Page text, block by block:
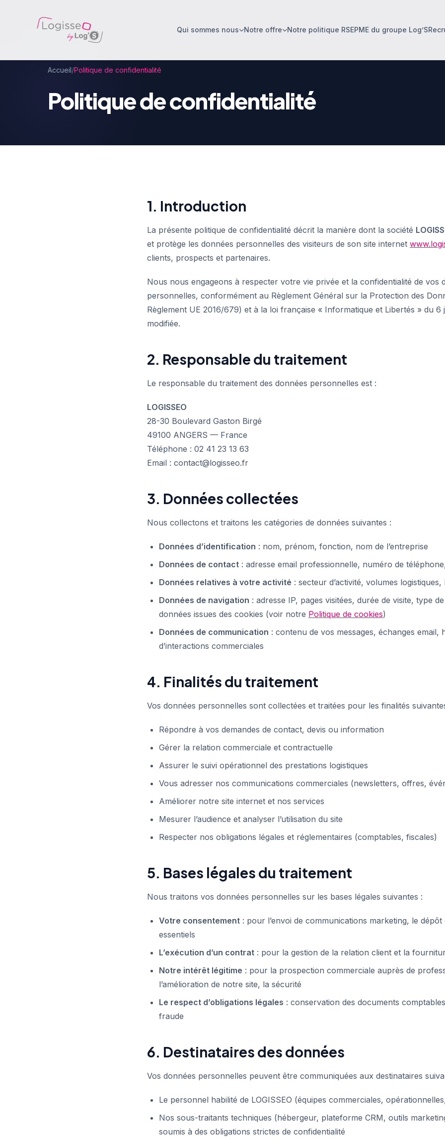
Qui sommes nous Notre offre Notre politique RSEPME du groupe Log’S
Accueil/Politique de confidentialité
Politique de confidentialité
1. Introduction
La présente politique de confidentialité décrit la manière dont la société
et protège les données personnelles des visiteurs de son site internet
clients, prospects et partenaires.
Nous nous engageons à respecter votre vie privée et la confidentialité de vos
personnelles, conformément au Règlement Général sur la Protection des
Règlement UE 2016/679) et à la loi française « Informatique et Libertés » du 6
modifiée.
2. Responsable du traitement
Le responsable du traitement des données personnelles est :
LOGISSEO
28-30 Boulevard Gaston Birgé
49100 ANGERS — France
Téléphone : 02 41 23 13 63
Email : contact@logisseo.fr
3. Données collectées
Nous collectons et traitons les catégories de données suivantes :
Données d’identification : nom, prénom, fonction, nom de l’entreprise
Données de contact : adresse email professionnelle, numéro de
Données relatives à votre activité : secteur d’activité, volumes
Données de navigation : adresse IP, pages visitées, durée de visite, type
données issues des cookies (voir notre Politique de cookies)
Données de communication : contenu de vos messages, échanges email,
d’interactions commerciales
4. Finalités du traitement
Vos données personnelles sont collectées et traitées pour les finalités
Répondre à vos demandes de contact, devis ou information
Gérer la relation commerciale et contractuelle
Assurer le suivi opérationnel des prestations logistiques
Vous adresser nos communications commerciales (newsletters, offres,
Améliorer notre site internet et nos services
Mesurer l’audience et analyser l’utilisation du site
Respecter nos obligations légales et réglementaires (comptables, fiscales)
5. Bases légales du traitement
Nous traitons vos données personnelles sur les bases légales suivantes :
Votre consentement : pour l’envoi de communications marketing, le
essentiels
L’exécution d’un contrat : pour la gestion de la relation client et la
Notre intérêt légitime : pour la prospection commerciale auprès de
l’amélioration de notre site, la sécurité
Le respect d’obligations légales : conservation des documents
fraude
6. Destinataires des données
Vos données personnelles peuvent être communiquées aux destinataires
Le personnel habilité de LOGISSEO (équipes commerciales,
Nos sous-traitants techniques (hébergeur, plateforme CRM, outils
soumis à des obligations strictes de confidentialité